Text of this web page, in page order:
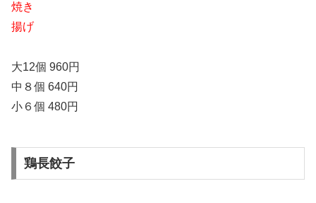
焼き
揚げ
大12個 960円
中８個 640円
小６個 480円
鶏長餃子